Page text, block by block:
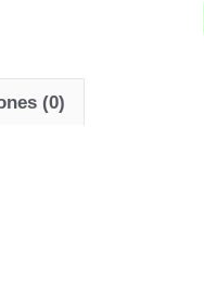
(0)